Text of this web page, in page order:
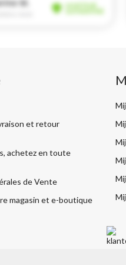
et retour
achetez en toute
de Vente
magasin et e-boutique